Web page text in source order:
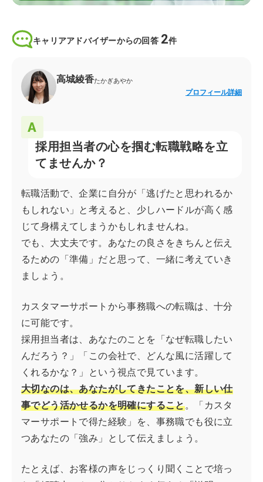
キャリアアドバイザーからの回答 2件
高城綾香たかぎあやか
プロフィール詳細
採用担当者の心を掴む転職戦略を立
てませんか？
転職活動で、企業に自分が「逃げたと思われるか
もしれない」と考えると、少しハードルが高く感
じて身構えてしまうかもしれませんね。
でも、大丈夫です。あなたの良さをきちんと伝え
るための「準備」だと思って、一緒に考えていき
ましょう。
カスタマーサポートから事務職への転職は、十分
に可能です。
採用担当者は、あなたのことを「なぜ転職したい
んだろう？」「この会社で、どんな風に活躍して
くれるかな？」という視点で見ています。
大切なのは、あなたがしてきたことを、新しい仕
事でどう活かせるかを明確にすること。「カスタ
マーサポートで得た経験」を、事務職でも役に立
つあなたの「強み」として伝えましょう。
たとえば、お客様の声をじっくり聞くことで培っ